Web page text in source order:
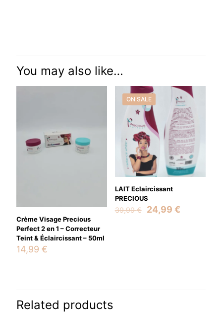
PERFECT SERUM ET CREME VISSAGE
ECLAIRCISSANT HYDRATATION ET
PROTECTION. Vissage & Corps.”
Your email address will not be published. Required fields are
Your rating*
You may also like…
Crème Visage Precious
Perfect 2 en 1 – Correcteur
Teint & Éclaircissant – 50ml
14,99 €
ON SALE
LAIT Eclaircissant
PRECIOUS
39,99€
Original
24,99 €Current
Related products